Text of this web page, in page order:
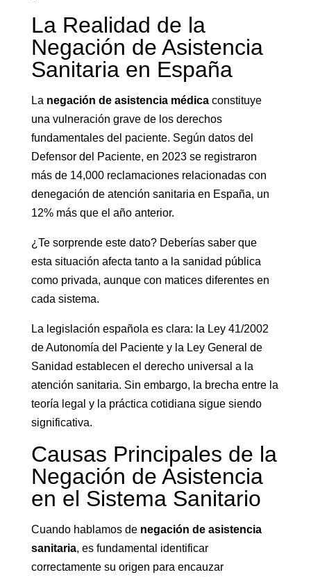
La Realidad de la
Negación de Asistencia
Sanitaria en España
La negación de asistencia médicaconstituye
una vulneración grave de los derechos
fundamentales del paciente. Según datos del
Defensor del Paciente, en 2023 se registraron
más de 14,000 reclamaciones relacionadas con
denegación de atención sanitaria en España, un
12% más que el año anterior.
¿Te sorprende este dato? Deberías saber que
esta situación afecta tanto a la sanidad pública
como privada, aunque con matices diferentes en
cada sistema.
La legislación española es clara: la Ley 41/2002
de Autonomía del Paciente y la Ley General de
Sanidad establecen el derecho universal a la
atención sanitaria. Sin embargo, la brecha entre la
teoría legal y la práctica cotidiana sigue siendo
significativa.
Causas Principales de la
Negación de Asistencia
en el Sistema Sanitario
Cuando hablamos de negación de asistencia
sanitaria, es fundamental identificar
correctamente su origen para encauzar